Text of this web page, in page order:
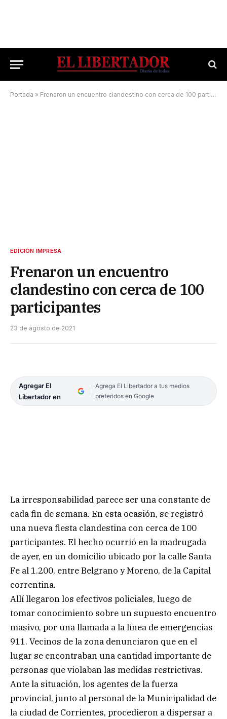
Portada » Frenaron un encuentro clandestino con cerca de 100 participantes
EDICIÓN IMPRESA
Frenaron un encuentro
clandestino con cerca de 100
participantes
23 de agosto de 2021
Agregar El
Libertador en
Agrega El Libertador a tus medios
preferidos en Google
La irresponsabilidad parece ser una constante de
cada fin de semana. En esta ocasión, se registró
una nueva fiesta clandestina con cerca de 100
participantes. El hecho ocurrió en la madrugada
de ayer, en un domicilio ubicado por la calle Santa
Fe al 1.200, entre Belgrano y Moreno, de la Capital
correntina.
Allí llegaron los efectivos policiales, luego de
tomar conocimiento sobre un supuesto encuentro
masivo, por una llamada a la línea de emergencias
911. Vecinos de la zona denunciaron que en el
lugar se encontraban una cantidad importante de
personas que violaban las medidas restrictivas.
Ante la situación, los agentes de la fuerza
provincial, junto al personal de la Municipalidad de
la ciudad de Corrientes, procedieron a dispersar a